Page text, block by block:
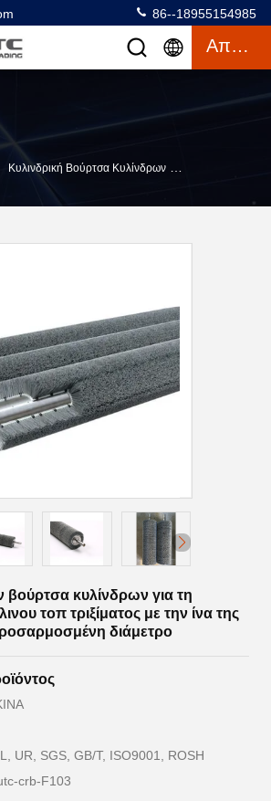
86--18955154985
Απόσπασμα
Κυλινδρική Βούρτσα Κυλίνδρων >
βούρτσα κυλίνδρων για τη
τοπ τριξίματος με την ίνα της
διάμετρο
UR, SGS, GB/T, ISO9001, ROSH
crb-F103